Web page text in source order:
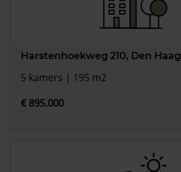
Harstenhoekweg 210, Den Haag
5 kamers | 195 m2
€ 895.000